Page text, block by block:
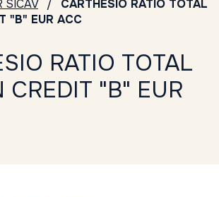
SICAV
CARTHESIO RATIO TOTAL
"B" EUR ACC
RATIO TOTAL
CREDIT "B" EUR